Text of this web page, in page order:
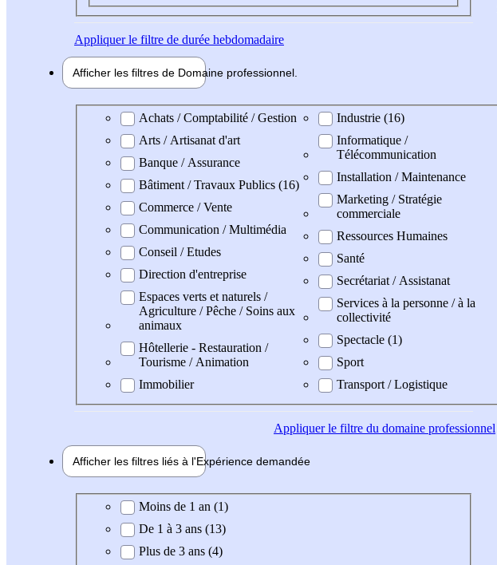
Appliquerle filtre de durée hebdomadaire
Afficher les filtres de Domaine professionnel
Domaine professionel
Achats / Comptabilité / Gestion
Arts / Artisanat d'art
Banque / Assurance
Bâtiment / Travaux Publics (16)
Commerce / Vente
Communication / Multimédia
Conseil / Etudes
Direction d'entreprise
Espaces verts et naturels /
Agriculture / Pêche / Soins aux
animaux
Hôtellerie - Restauration /
Tourisme / Animation
Immobilier
Industrie (16)
Informatique /
Télécommunication
Installation / Maintenance
Marketing / Stratégie
commerciale
Ressources Humaines
Santé
Secrétariat / Assistanat
Services à la personne / à la
collectivité
Spectacle (1)
Sport
Transport / Logistique
Appliquerle filtre du domaine professionnel
Afficher les filtres liés à l'Expérience demandée
Expérience demandée
Moins de 1 an (1)
De 1 à 3 ans (13)
Plus de 3 ans (4)